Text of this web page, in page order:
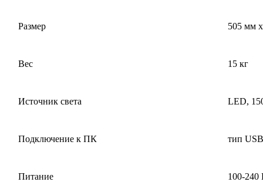
Размер 505 мм
Вес 15 кг
Источник света LED,
Подключение к ПК тип
Питание 100-240